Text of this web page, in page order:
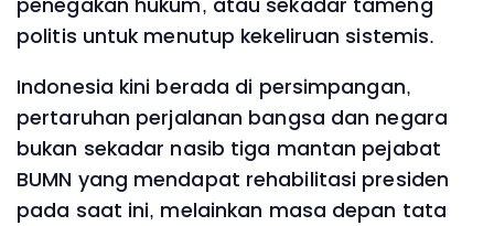
penegakan hukum, atau sekadar tameng
politis untuk menutup kekeliruan sistemis.
Indonesia kini berada di persimpangan,
pertaruhan perjalanan bangsa dan negara
bukan sekadar nasib tiga mantan pejabat
BUMN yang mendapat rehabilitasi presiden
pada saat ini, melainkan masa depan tata